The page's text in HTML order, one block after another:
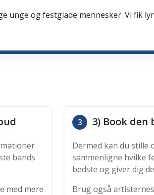
unge og festglade mennesker. Vi fik
bands
med mere
3 3) Book den
Dermed kan du stille
sammenligne hvilke
bedste og giver dig
Brug også